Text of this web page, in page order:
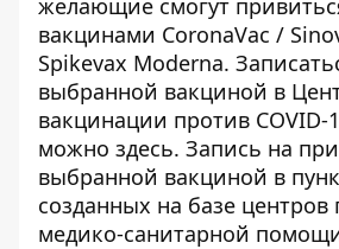
желающие смогут
вакцинами CoronaVac /
Spikevax Moderna.
выбранной вакциной в
вакцинации против COVID-
можно здесь. Запись на
выбранной вакциной в
созданных на базе центров
медико-санитарной